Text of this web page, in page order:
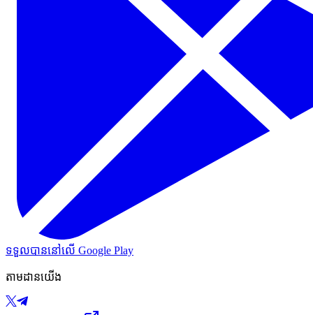
ទទួលបាននៅលើ Google Play
តាមដានយើង